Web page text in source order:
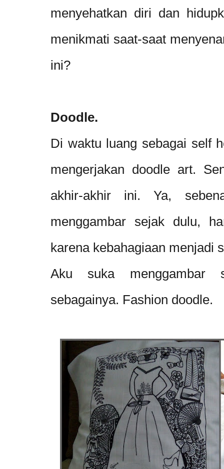
menyehatkan diri dan
menikmati saat-saat
ini?
Doodle.
Di waktu luang sebagai self
mengerjakan doodle art.
akhir-akhir ini. Ya,
menggambar sejak dulu,
karena kebahagiaan menjadi
Aku suka menggambar
sebagainya. Fashion doodle.